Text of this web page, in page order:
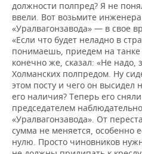
должности полпред? Я не
ввели. Вот возьмите
«Уралвагонзавода» — в свое
«Если что будет неладно в
понимаешь, приедем на танке
конечно же, сказал: «Не надо,
Холманских полпредом. Ну
этом посту и чего он высидел
его наличия? Теперь его
председателем
«Уралвагонзавода». От
сумма не меняется, особенно
нулю. Просто чиновников